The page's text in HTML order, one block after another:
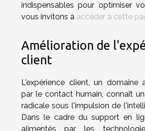
indispensables pour optimiser
vous invitons à accéder à cette
Amélioration de
client
L'expérience client, un domaine
par le contact humain, connaît
radicale sous l'impulsion de
Dans le cadre du support en
alimentés par les